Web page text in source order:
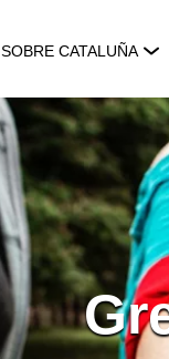
SOBRE CATALUÑA